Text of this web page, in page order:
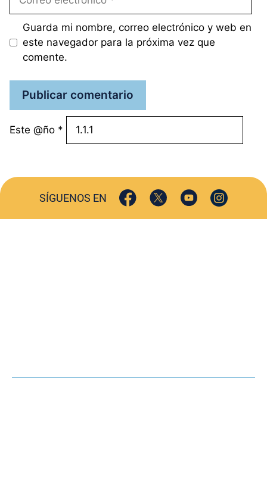
Guarda mi nombre, correo electrónico y web en
este navegador para la próxima vez que
comente.
Este @ño *
SÍGUENOS EN